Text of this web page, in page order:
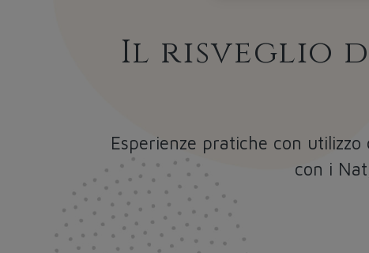
Il risveglio
Esperienze pratiche con
con i